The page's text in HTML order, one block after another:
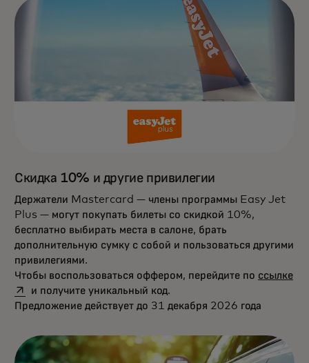
Скидка 10% и другие привилегии
Держатели Mastercard — члены программы Easy Jet
Plus — могут покупать билеты со скидкой 10%,
бесплатно выбирать места в салоне, брать
дополнительную сумку с собой и пользоваться другими
привилегиями.
Чтобы воспользоваться оффером, перейдите по ссылке
и получите уникальный код.
Предложение действует до 31 декабря 2026 года